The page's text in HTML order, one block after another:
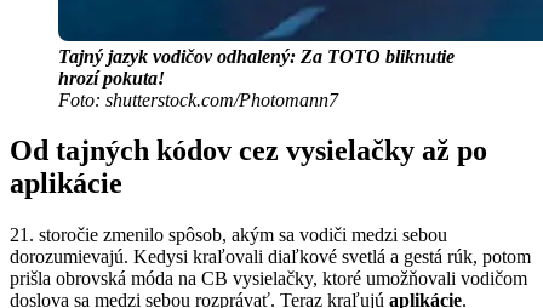
Tajný jazyk vodičov odhalený: Za TOTO bliknutie
hrozí pokuta!
Foto: shutterstock.com/Photomann7
Od tajných kódov cez vysielačky až po
aplikácie
21. storočie zmenilo spôsob, akým sa vodiči medzi sebou
dorozumievajú. Kedysi kraľovali diaľkové svetlá a gestá rúk, potom
prišla obrovská móda na CB vysielačky, ktoré umožňovali vodičom
doslova sa medzi sebou rozprávať. Teraz kraľujú aplikácie.